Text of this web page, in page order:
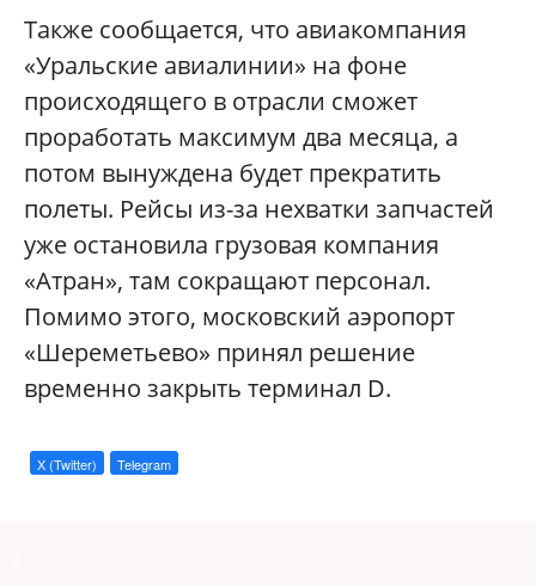
Также сообщается, что авиакомпания
«Уральские авиалинии» на фоне
происходящего в отрасли сможет
проработать максимум два месяца, а
потом вынуждена будет прекратить
полеты. Рейсы из-за нехватки запчастей
уже остановила грузовая компания
«Атран», там сокращают персонал.
Помимо этого, московский аэропорт
«Шереметьево» принял решение
временно закрыть терминал D.
X (Twitter) Telegram